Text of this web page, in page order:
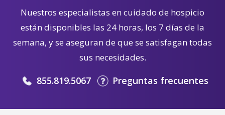
Nuestros especialistas en cuidado de hospicio
están disponibles las 24 horas, los 7 días de la
semana, y se aseguran de que se satisfagan todas
sus necesidades.
855.819.5067 Preguntas frecuentes